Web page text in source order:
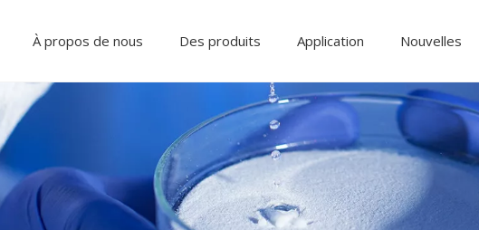
À propos de nous Des produits Application Nouvelles